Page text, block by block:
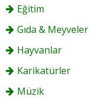
Eğitim
Gıda & Meyveler
Hayvanlar
Karikatürler
Müzik